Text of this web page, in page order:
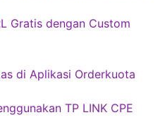
Gratis dengan Custom
di Aplikasi Orderkuota
TP LINK CPE